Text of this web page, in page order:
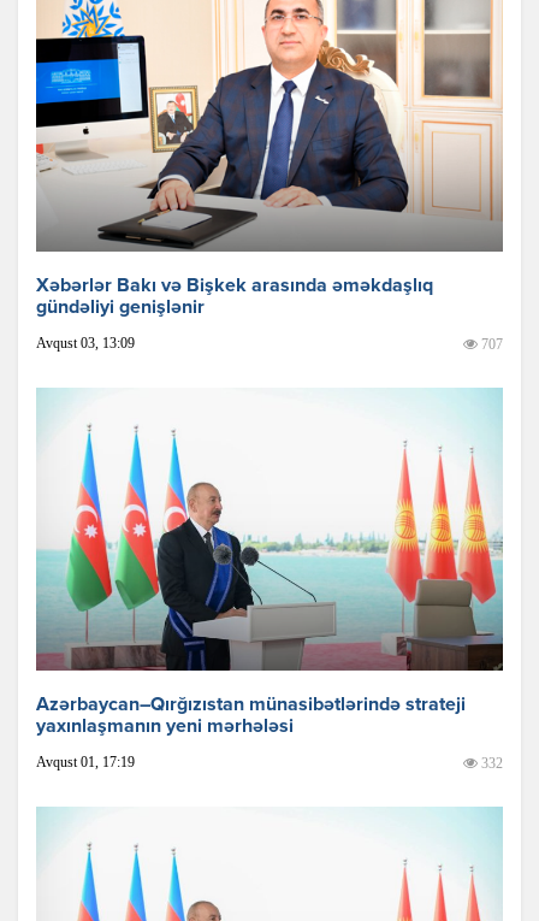
Xəbərlər Bakı və Bişkek arasında əməkdaşlıq
gündəliyi genişlənir
Avqust 03, 13:09 707
Azərbaycan–Qırğızıstan münasibətlərində strateji
yaxınlaşmanın yeni mərhələsi
Avqust 01, 17:19 332